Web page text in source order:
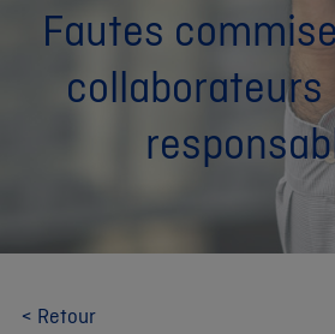
Fautes
collaborateurs
< Retour